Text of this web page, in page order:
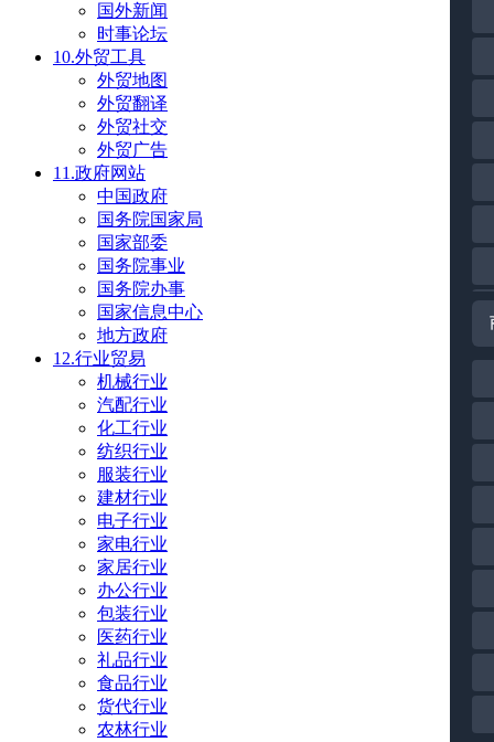
国外新闻
时事论坛
10.外贸工具
外贸地图
外贸翻译
外贸社交
外贸广告
11.政府网站
中国政府
国务院国家局
国家部委
国务院事业
国务院办事
国家信息中心
地方政府
12.行业贸易
机械行业
汽配行业
化工行业
纺织行业
服装行业
建材行业
电子行业
家电行业
家居行业
办公行业
包装行业
医药行业
礼品行业
食品行业
货代行业
农林行业